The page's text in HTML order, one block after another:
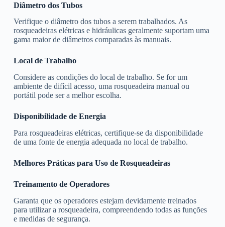
Diâmetro dos Tubos
Verifique o diâmetro dos tubos a serem trabalhados. As
rosqueadeiras elétricas e hidráulicas geralmente suportam uma
gama maior de diâmetros comparadas às manuais.
Local de Trabalho
Considere as condições do local de trabalho. Se for um
ambiente de difícil acesso, uma rosqueadeira manual ou
portátil pode ser a melhor escolha.
Disponibilidade de Energia
Para rosqueadeiras elétricas, certifique-se da disponibilidade
de uma fonte de energia adequada no local de trabalho.
Melhores Práticas para Uso de Rosqueadeiras
Treinamento de Operadores
Garanta que os operadores estejam devidamente treinados
para utilizar a rosqueadeira, compreendendo todas as funções
e medidas de segurança.